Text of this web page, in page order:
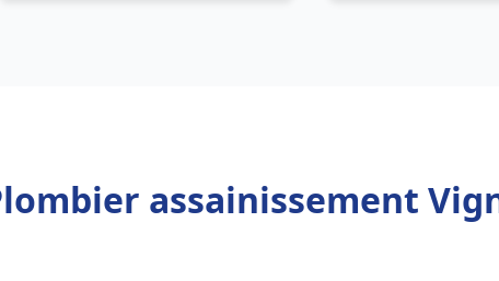
assainissement